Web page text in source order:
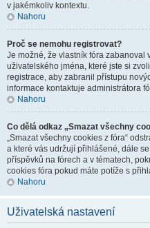
v jakémkoliv kontextu.
Nahoru
Proč se nemohu registrovat?
Je možné, že vlastník fóra zabanoval
uživatelského jména, které jste si
registrace, aby zabranil přístupu
informace kontaktuje administrátora
Nahoru
Co dělá odkaz „Smazat všechny
„Smazat všechny cookies z fóra“
a které vás udržují přihlášené, dále
příspěvků na fórech a v tématech,
cookies fóra pokud máte potíže s
Nahoru
Uživatelská nastavení